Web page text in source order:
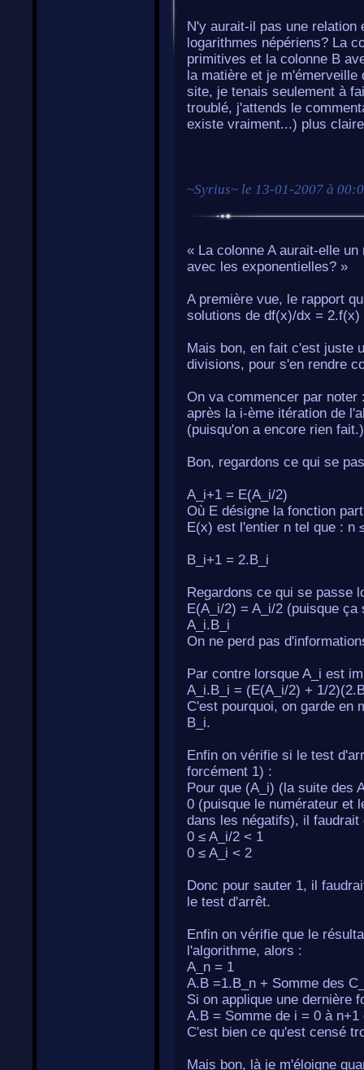
N'y aurait-il pas une
logarithmes népériens? La
primitives et la colonne B
la matière et je
site, je tenais seulement à
troublé, j'attends le
existe vraiment...) plus
~Syrius~ le 13-01-2007 à
« La colonne A aurait-elle
avec les exponentielles? »
A première vue, le rapport
solutions de df(x)/dx =
Mais bon, en fait c'est juste
divisions, pour s'en rendre
On va commencer par
après la i-ème itération de
(puisqu'on a encore rien fait.)
Bon, regardons ce qui se
A_i+1 = E(A_i/2)
Où E désigne la fonction
E(x) est l'entier n tel que : n
B_i+1 = 2.B_i
Regardons ce qui se passe
E(A_i/2) = A_i/2 (puisque
A_i.B_i
On ne perd pas
Par contre lorsque A_i est
A_i.B_i = (E(A_i/2) + 1/
C'est pourquoi, on garde en
B_i.
Enfin on vérifie si le test
forcément 1) :
Pour que (A_i) (la suite des
0 (puisque le numérateur et
dans les négatifs), il
0 ≤ A_i/2 < 1
0 ≤ A_i < 2
Donc pour sauter 1, il
le test d'arrêt.
Enfin on vérifie que le
l'algorithme, alors :
A_n = 1
A.B =1.B_n + Somme des
Si on applique une dernière
A.B = Somme de i = 0 à n+1
C'est bien ce qu'est censé
Mais bon, là je m'éloigne